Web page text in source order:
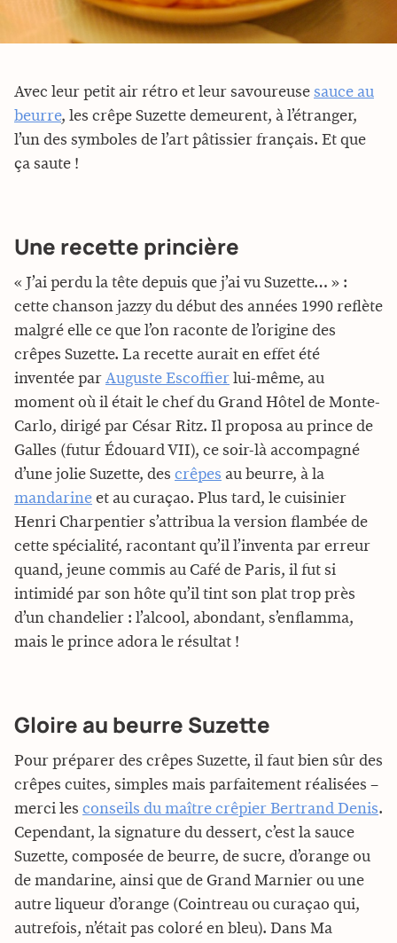
Avec leur petit air rétro et leur savoureuse sauce au
beurre, les crêpe Suzette demeurent, à l’étranger,
l’un des symboles de l’art pâtissier français. Et que
ça saute !
Une recette princière
« J’ai perdu la tête depuis que j’ai vu Suzette… » :
cette chanson jazzy du début des années 1990 reflète
malgré elle ce que l’on raconte de l’origine des
crêpes Suzette. La recette aurait en effet été
inventée par Auguste Escoffier lui-même, au
moment où il était le chef du Grand Hôtel de Monte-
Carlo, dirigé par César Ritz. Il proposa au prince de
Galles (futur Édouard VII), ce soir-là accompagné
d’une jolie Suzette, des crêpes au beurre, à la
mandarine et au curaçao. Plus tard, le cuisinier
Henri Charpentier s’attribua la version flambée de
cette spécialité, racontant qu’il l’inventa par erreur
quand, jeune commis au Café de Paris, il fut si
intimidé par son hôte qu’il tint son plat trop près
d’un chandelier : l’alcool, abondant, s’enflamma,
mais le prince adora le résultat !
Gloire au beurre Suzette
Pour préparer des crêpes Suzette, il faut bien sûr des
crêpes cuites, simples mais parfaitement réalisées –
merci les conseils du maître crêpier Bertrand Denis.
Cependant, la signature du dessert, c’est la sauce
Suzette, composée de beurre, de sucre, d’orange ou
de mandarine, ainsi que de Grand Marnier ou une
autre liqueur d’orange (Cointreau ou curaçao qui,
autrefois, n’était pas coloré en bleu). Dans Ma